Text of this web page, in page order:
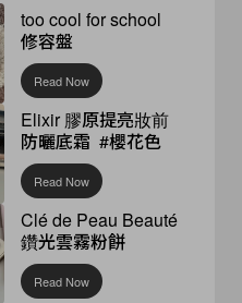
too cool for school
修容盤
Read Now
Elixir 膠原提亮妝前
防曬底霜 #櫻花色
Read Now
Clé de Peau Beauté
鑽光雲霧粉餅
Read Now